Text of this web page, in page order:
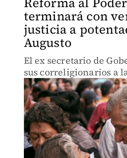
terminará con
justicia a
Augusto
El ex secretario de
sus correligionarios a